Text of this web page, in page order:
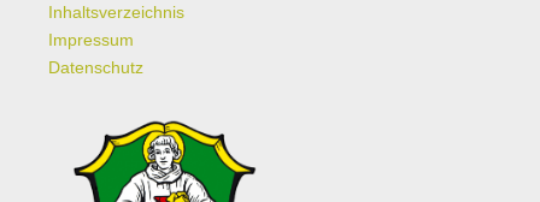
Inhaltsverzeichnis
Impressum
Datenschutz